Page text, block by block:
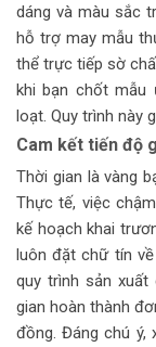
dáng và màu sắc
hỗ trợ may mẫu
thể trực tiếp sờ
khi bạn chốt mẫu
loạt. Quy trình này
Cam kết tiến độ
Thời gian là vàng
Thực tế, việc
kế hoạch khai
luôn đặt chữ tín
quy trình sản
gian hoàn thành
đồng. Đáng chú ý,